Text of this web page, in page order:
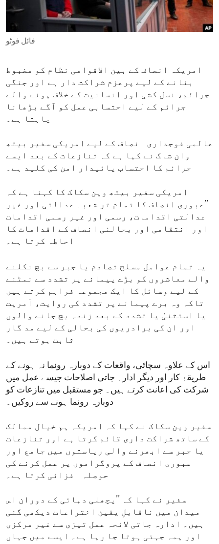
ENVIRONMENT AND HEALTH
IDEALS AND INSTITUTIONS
فائل فوٹو
امریکہ انصاف کے بین الاقوامی نظام کو مضبوط
بنانے کے لیے پرعزم شراکت دار ہے اور جنگی
جرائم، نسل کشی اور انسانیت کے خلاف ہونے والے
جرائم کے لیے احتسابی عمل کو آگے بڑھانا
چاہتا ہے۔
عالمی فوجداری انصاف کے لیے امریکی سفیر بیتھ
وان شاک نے کہا ہے کہ تنازعات کے بعد ایسے
جرائم کا احتساب پائیدار امن کی کلید ہے۔
امریکی سفیر بیتھ وین سکاک کا کہنا ہے کہ
’’عبوری انصاف کا تمام تر شعبہ عدالتی اور غیر
عدالتی اقدامات، رسمی اور غیر رسمی اقدامات
اور انتقامی اور بحالئی انصاف کے اقدامات کا
احاطہ کرتا ہے۔
یہ تمام عوامل مسلح تصادم یا جبر سے بچ نکلنے
والے معاشروں کو بڑے پیمانے پر تشدد سے نمٹنے
کے لیے وسائل کا ایک مجموعہ فراہم کرتے ہیں
تاکہ وہ برے پیمانے پر تشدد کی روایت، آمریت
یا استثنیٰ یا تشدد کے بعد زندہ بچ جانے والوں
اور ان کی برادریوں کی بحالی کے لیے مد گار
ثابت ہوتے ہیں۔
اس کے علاوہ سچائی، واقعات کے دوبارہ رونما نہ ہونے کے
طریقۂ کار اور دیگر ادارہ جاتی اصلاحات جیسے عمل میں
شرکت کی اعانت کرتے ہیں۔ جو مستقبل میں تنازعات کو
دوبارہ رونما ہونے سے روکیں۔
سفیر وین سکاک نے کہا کہ امریکہ ہم خیال ممالک
کے ساتھ شراکت داری قائم کرتا ہے اور تنازعات
یا جبر سے ابھرنے والی ریاستوں میں جامع اور
عبوری انصاف کے پروگراموں پر عمل کرنے کی
حوصلہ افزائی کرتا ہے۔
سفیر نے کہا کہ ’’پچھلی دہائی کے دوران اس
میدان میں ناقابلِ یقین اختراعات دیکھی گئی
ہیں۔ ادارہ جاتی لائحہ عمل تیزی سے غیر مرکزی
اور ہمہ جہتی ہوتا جا رہا ہے۔ ایسے میں جہاں